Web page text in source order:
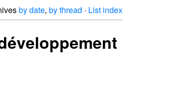
by date, by thread · List index